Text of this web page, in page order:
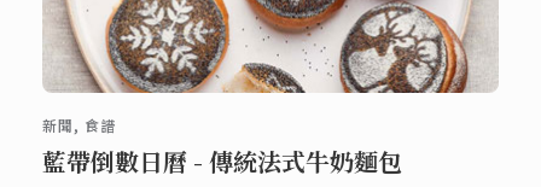
新聞, 食譜
藍帶倒數日曆 - 傳統法式牛奶麵包